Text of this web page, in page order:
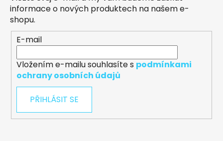
informace o nových produktech na našem e-
shopu.
E-mail
Vložením e-mailu souhlasíte s podmínkami
ochrany osobních údajů
PŘIHLÁSIT SE